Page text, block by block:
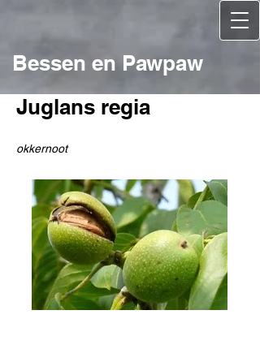
Bessen en Pawpaw
Juglans regia
okkernoot